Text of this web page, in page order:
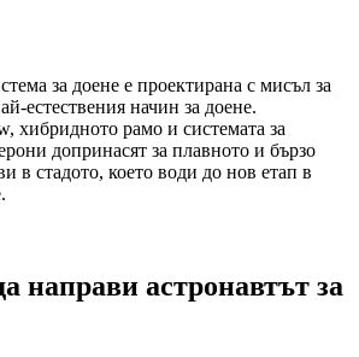
за доене е проектирана с мисъл за
естествения начин за доене.
хибридното рамо и системата за
допринасят за плавното и бързо
в стадото, което води до нов етап в
направи астронавтът за